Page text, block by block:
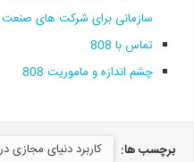
سازمانی برای شرکت های صنعت
تماس با 808
چشم اندازه و ماموریت 808
برچسب ها: کاربرد دنیای مجازی